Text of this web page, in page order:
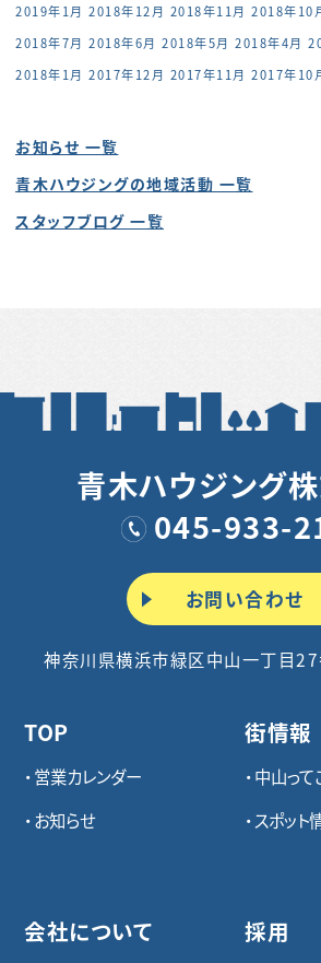
2019年1月 2018年12月 2018年11月 2018年10
2018年7月 2018年6月 2018年5月 2018年4月
2018年1月 2017年12月 2017年11月 2017年10
お知らせ 一覧
青木ハウジングの地域活動 一覧
スタッフブログ 一覧
青木ハウジング
045-933-
お問い合わせ
神奈川県横浜市緑区中山一丁目
TOP
営業カレンダー
お知らせ
会社について
街情報
中山っ
スポット
採用